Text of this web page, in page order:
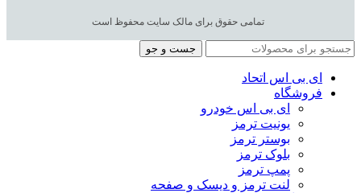
تمامی حقوق برای مالک سایت محفوظ است
جست و جو
ای بی اس اتحاد
فروشگاه
ای بی اس خودرو
یونیت ترمز
بوستر ترمز
بلوک ترمز
پمپ ترمز
لنت ترمز و دیسک و صفحه